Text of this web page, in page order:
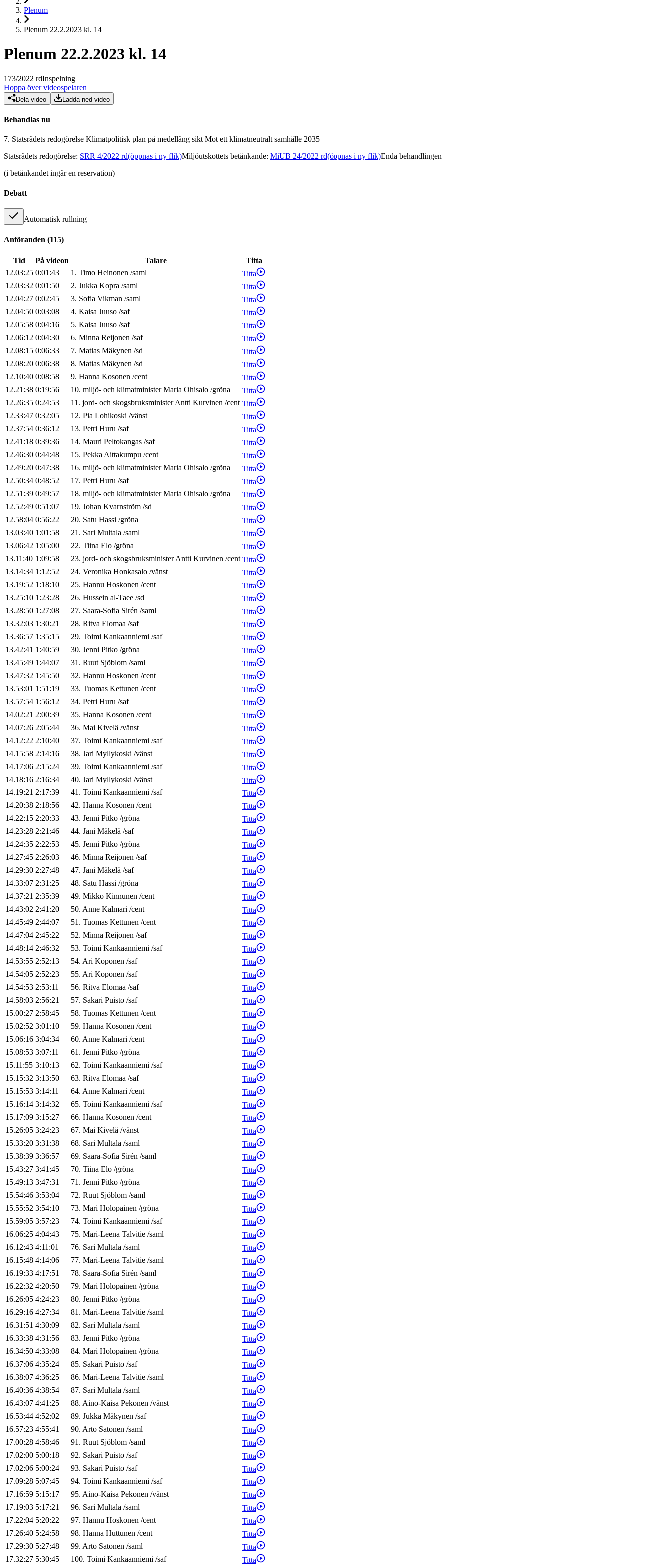
Plenum
Plenum 22.2.2023 kl. 14
Plenum 22.2.2023 kl. 14
173/2022 rdInspelning
Hoppa över videospelaren
Dela video Ladda ned video
Behandlas nu
7. Statsrådets redogörelse Klimatpolitisk plan på medellång sikt Mot ett klimatneutralt samhälle 2035
Statsrådets redogörelse: SRR 4/2022 rd(öppnas i ny flik)Miljöutskottets betänkande: MiUB 24/2022 rd(öppnas i ny flik)Enda behandlingen
(i betänkandet ingår en reservation)
Debatt
Automatisk rullning
Anföranden (115)
Tid På videon Talare
Titta
12.03:25 0:01:43 1. Timo Heinonen /saml
Titta
12.03:32 0:01:50 2. Jukka Kopra /saml
Titta
12.04:27 0:02:45 3. Sofia Vikman /saml
Titta
12.04:50 0:03:08 4. Kaisa Juuso /saf
Titta
12.05:58 0:04:16 5. Kaisa Juuso /saf
Titta
12.06:12 0:04:30 6. Minna Reijonen /saf
Titta
12.08:15 0:06:33 7. Matias Mäkynen /sd
Titta
12.08:20 0:06:38 8. Matias Mäkynen /sd
Titta
12.10:40 0:08:58 9. Hanna Kosonen /cent
Titta
12.21:38 0:19:56 10. miljö- och klimatminister Maria Ohisalo /gröna
Titta
12.26:35 0:24:53 11. jord- och skogsbruksministerAntti Kurvinen /cent Titta
12.33:47 0:32:05 12. Pia Lohikoski /vänst
Titta
12.37:54 0:36:12 13. Petri Huru /saf
Titta
12.41:18 0:39:36 14. Mauri Peltokangas /saf
Titta
12.46:30 0:44:48 15. PekkaAittakumpu /cent
Titta
12.49:20 0:47:38 16. miljö- och klimatminister Maria Ohisalo /gröna
Titta
12.50:34 0:48:52 17. Petri Huru /saf
Titta
12.51:39 0:49:57 18. miljö- och klimatminister Maria Ohisalo /gröna
Titta
12.52:49 0:51:07 19. Johan Kvarnström /sd
Titta
12.58:04 0:56:22 20. Satu Hassi /gröna
Titta
13.03:40 1:01:58 21. Sari Multala /saml
Titta
13.06:42 1:05:00 22. Tiina Elo /gröna
Titta
13.11:40 1:09:58 23. jord- och skogsbruksministerAntti Kurvinen /cent Titta
13.14:34 1:12:52 24. Veronika Honkasalo /vänst
Titta
13.19:52 1:18:10 25. Hannu Hoskonen /cent
Titta
13.25:10 1:23:28 26. Hussein al-Taee /sd
Titta
13.28:50 1:27:08 27. Saara-Sofia Sirén /saml
Titta
13.32:03 1:30:21 28. Ritva Elomaa /saf
Titta
13.36:57 1:35:15 29. Toimi Kankaanniemi /saf
Titta
13.42:41 1:40:59 30. Jenni Pitko /gröna
Titta
13.45:49 1:44:07 31. Ruut Sjöblom /saml
Titta
13.47:32 1:45:50 32. Hannu Hoskonen /cent
Titta
13.53:01 1:51:19 33. Tuomas Kettunen /cent
Titta
13.57:54 1:56:12 34. Petri Huru /saf
Titta
14.02:21 2:00:39 35. Hanna Kosonen /cent
Titta
14.07:26 2:05:44 36. Mai Kivelä /vänst
Titta
14.12:22 2:10:40 37. Toimi Kankaanniemi /saf
Titta
14.15:58 2:14:16 38. Jari Myllykoski /vänst
Titta
14.17:06 2:15:24 39. Toimi Kankaanniemi /saf
Titta
14.18:16 2:16:34 40. Jari Myllykoski /vänst
Titta
14.19:21 2:17:39 41. Toimi Kankaanniemi /saf
Titta
14.20:38 2:18:56 42. Hanna Kosonen /cent
Titta
14.22:15 2:20:33 43. Jenni Pitko /gröna
Titta
14.23:28 2:21:46 44. Jani Mäkelä /saf
Titta
14.24:35 2:22:53 45. Jenni Pitko /gröna
Titta
14.27:45 2:26:03 46. Minna Reijonen /saf
Titta
14.29:30 2:27:48 47. Jani Mäkelä /saf
Titta
14.33:07 2:31:25 48. Satu Hassi /gröna
Titta
14.37:21 2:35:39 49. Mikko Kinnunen /cent
Titta
14.43:02 2:41:20 50. Anne Kalmari /cent
Titta
14.45:49 2:44:07 51. Tuomas Kettunen /cent
Titta
14.47:04 2:45:22 52. Minna Reijonen /saf
Titta
14.48:14 2:46:32 53. Toimi Kankaanniemi /saf
Titta
14.53:55 2:52:13 54. Ari Koponen /saf
Titta
14.54:05 2:52:23 55. Ari Koponen /saf
Titta
14.54:53 2:53:11 56. Ritva Elomaa /saf
Titta
14.58:03 2:56:21 57. Sakari Puisto /saf
Titta
15.00:27 2:58:45 58. Tuomas Kettunen /cent
Titta
15.02:52 3:01:10 59. Hanna Kosonen /cent
Titta
15.06:16 3:04:34 60. Anne Kalmari /cent
Titta
15.08:53 3:07:11 61. Jenni Pitko /gröna
Titta
15.11:55 3:10:13 62. Toimi Kankaanniemi /saf
Titta
15.15:32 3:13:50 63. Ritva Elomaa /saf
Titta
15.15:53 3:14:11 64. Anne Kalmari /cent
Titta
15.16:14 3:14:32 65. Toimi Kankaanniemi /saf
Titta
15.17:09 3:15:27 66. Hanna Kosonen /cent
Titta
15.26:05 3:24:23 67. Mai Kivelä /vänst
Titta
15.33:20 3:31:38 68. Sari Multala /saml
Titta
15.38:39 3:36:57 69. Saara-Sofia Sirén /saml
Titta
15.43:27 3:41:45 70. Tiina Elo /gröna
Titta
15.49:13 3:47:31 71. Jenni Pitko /gröna
Titta
15.54:46 3:53:04 72. Ruut Sjöblom /saml
Titta
15.55:52 3:54:10 73. Mari Holopainen /gröna
Titta
15.59:05 3:57:23 74. Toimi Kankaanniemi /saf
Titta
16.06:25 4:04:43 75. Mari-Leena Talvitie /saml
Titta
16.12:43 4:11:01 76. Sari Multala /saml
Titta
16.15:48 4:14:06 77. Mari-Leena Talvitie /saml
Titta
16.19:33 4:17:51 78. Saara-Sofia Sirén /saml
Titta
16.22:32 4:20:50 79. Mari Holopainen /gröna
Titta
16.26:05 4:24:23 80. Jenni Pitko /gröna
Titta
16.29:16 4:27:34 81. Mari-Leena Talvitie /saml
Titta
16.31:51 4:30:09 82. Sari Multala /saml
Titta
16.33:38 4:31:56 83. Jenni Pitko /gröna
Titta
16.34:50 4:33:08 84. Mari Holopainen /gröna
Titta
16.37:06 4:35:24 85. Sakari Puisto /saf
Titta
16.38:07 4:36:25 86. Mari-Leena Talvitie /saml
Titta
16.40:36 4:38:54 87. Sari Multala /saml
Titta
16.43:07 4:41:25 88. Aino-Kaisa Pekonen /vänst
Titta
16.53:44 4:52:02 89. Jukka Mäkynen /saf
Titta
16.57:23 4:55:41 90. Arto Satonen /saml
Titta
17.00:28 4:58:46 91. Ruut Sjöblom /saml
Titta
17.02:00 5:00:18 92. Sakari Puisto /saf
Titta
17.02:06 5:00:24 93. Sakari Puisto /saf
Titta
17.09:28 5:07:45 94. Toimi Kankaanniemi /saf
Titta
17.16:59 5:15:17 95. Aino-Kaisa Pekonen /vänst
Titta
17.19:03 5:17:21 96. Sari Multala /saml
Titta
17.22:04 5:20:22 97. Hannu Hoskonen /cent
Titta
17.26:40 5:24:58 98. Hanna Huttunen /cent
Titta
17.29:30 5:27:48 99. Arto Satonen /saml
Titta
17.32:27 5:30:45 100. Toimi Kankaanniemi /saf Titta